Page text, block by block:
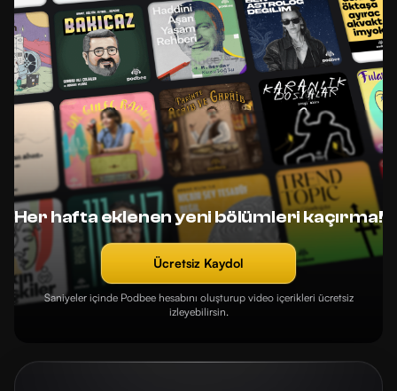
Her hafta eklenen yeni bölümleri kaçırma!
Ücretsiz Kaydol
Saniyeler içinde Podbee hesabını oluşturup video içerikleri ücretsiz
izleyebilirsin.